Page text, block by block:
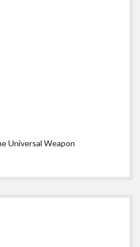
Universal Weapon